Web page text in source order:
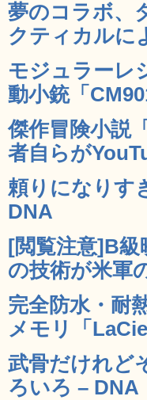
夢のコラボ、
クティカルに
モジュラーレ
動小銃「
傑作冒険小説
者自らが
頼りになりす
DNA
[閲覧注意]B
の技術が米軍
完全防水・耐
メモリ「
武骨だけれど
ろいろ – DNA